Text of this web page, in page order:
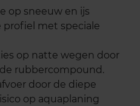
op sneeuw en ijs
met speciale
op natte wegen door
rubbercompound.
door de diepe
op aquaplaning